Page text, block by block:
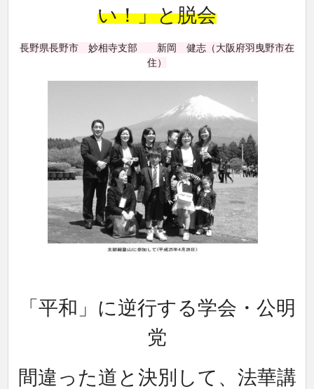
い！」と脱会
長野県長野市 妙相寺支部 新岡 健志（大阪府羽曳野市在
住）
「平和」に逆行する学会・公明
党
間違った道と決別して、法華講